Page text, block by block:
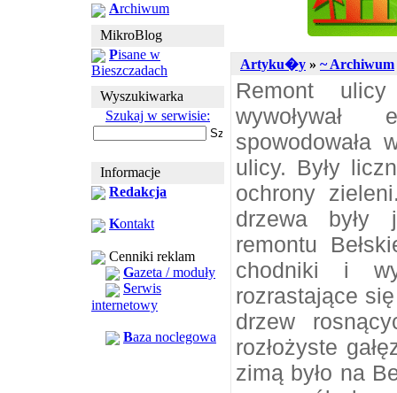
Archiwum
MikroBlog
Pisane w
Bieszczadach
Wyszukiwarka
Szukaj w serwisie:
Informacje
Redakcja
Kontakt
Cenniki reklam
Gazeta / moduły
Serwis
internetowy
Baza noclegowa
Artyku�y » ~ Archiwum
Remont
wywoływał
spowodowała
ulicy. Były
ochrony
drzewa były
remontu
chodniki i
rozrastające
drzew
rozłożyste
zimą było na